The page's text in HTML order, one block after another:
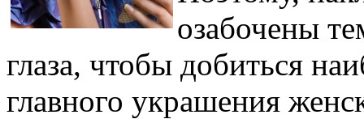
озабочены
глаза, чтобы добиться
главного украшения